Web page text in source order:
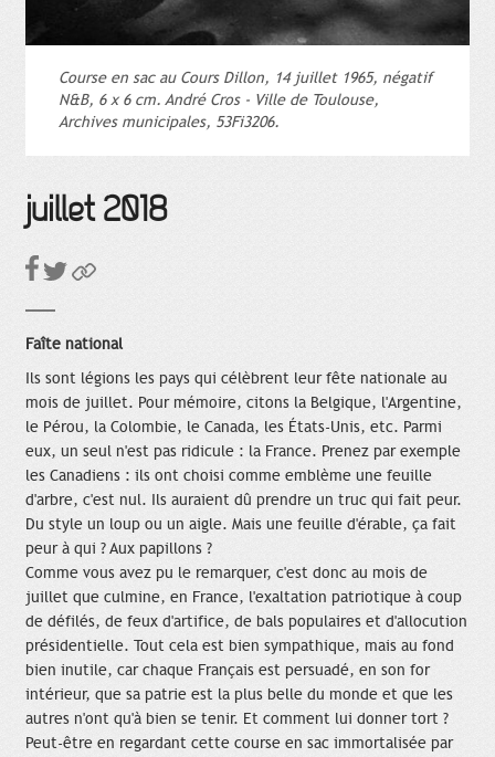
Course en sac au Cours Dillon, 14 juillet 1965, négatif
N&B, 6 x 6 cm. André Cros - Ville de Toulouse,
Archives municipales, 53Fi3206.
juillet 2018
Faîte national
Ils sont légions les pays qui célèbrent leur fête nationale au
mois de juillet. Pour mémoire, citons la Belgique, l'Argentine,
le Pérou, la Colombie, le Canada, les États-Unis, etc. Parmi
eux, un seul n'est pas ridicule : la France. Prenez par exemple
les Canadiens : ils ont choisi comme emblème une feuille
d'arbre, c'est nul. Ils auraient dû prendre un truc qui fait peur.
Du style un loup ou un aigle. Mais une feuille d'érable, ça fait
peur à qui ? Aux papillons ?
Comme vous avez pu le remarquer, c'est donc au mois de
juillet que culmine, en France, l'exaltation patriotique à coup
de défilés, de feux d'artifice, de bals populaires et d'allocution
présidentielle. Tout cela est bien sympathique, mais au fond
bien inutile, car chaque Français est persuadé, en son for
intérieur, que sa patrie est la plus belle du monde et que les
autres n'ont qu'à bien se tenir. Et comment lui donner tort ?
Peut-être en regardant cette course en sac immortalisée par